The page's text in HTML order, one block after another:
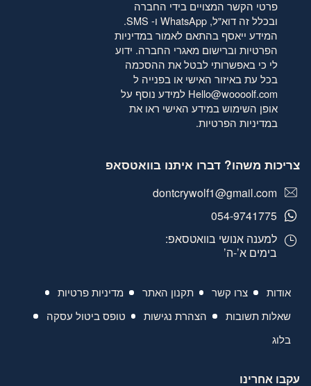
פרטי הקשר המצויים בידי החברה
ובכלל זה דוא"ל, WhatsApp ו- SMS.
המידע ייאסף בהתאם לאמורבמדיניות
הפרטיותוברישום מאגרי החברה. ידוע
לי כי באפשרותי לבטל את ההסכמה
בכל עת באיזור האישי או בפנייה ל
Hello@woooolf.com למידע נוסף על
אופן השימוש במידע האישי ראו את
במדיניות הפרטיות.
אודות צרו קשר תקנון האתר
מדיניות פרטיות
שאלות תשובות
הצהרת נגישות
טופס ביטול עסקה
בלוג
צריכות משהו? דברו איתנו בוואטסאפ
dontcrywolf1@gmail.com
054-9741775
למענה אנושי בוואטסאפ:
בימים א’-ה’
עקבו אחרינו